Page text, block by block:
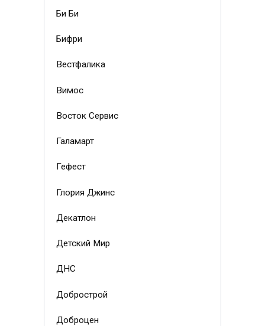
Би Би
Бифри
Вестфалика
Вимос
Восток Сервис
Галамарт
Гефест
Глория Джинс
Декатлон
Детский Мир
ДНС
Добрострой
Доброцен